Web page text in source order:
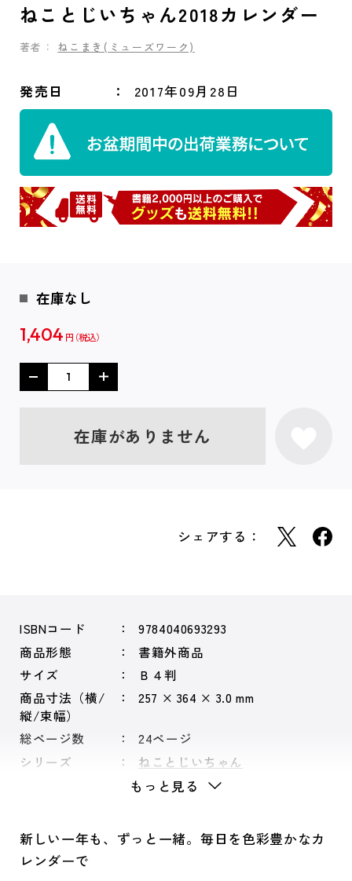
ねことじいちゃん2018カレンダー
著者： ねこまき(ミューズワーク)
発売日 2017年09月28日
在庫なし
1,404 円
在庫がありません
シェアする：
ISBNコード
9784040693293
商品形態
書籍外商品
サイズ
Ｂ４判
商品寸法（横/
縦/束幅）
257 × 364 × 3.0 mm
総ページ数
24ページ
シリーズ
ねことじいちゃん
もっと見る
新しい一年も、ずっと一緒。毎日を色彩豊かなカ
レンダーで